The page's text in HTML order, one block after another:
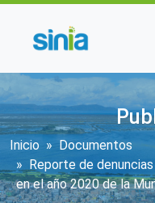
Sobrescribir
Inicio
Documentos
Reporte de
en el año 2020 de la